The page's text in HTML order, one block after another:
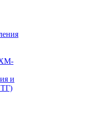
ХМ-
и